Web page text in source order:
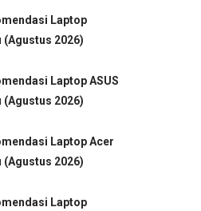
Laptop
(Agustus 2026)
Laptop ASUS
(Agustus 2026)
Laptop Acer
(Agustus 2026)
Laptop